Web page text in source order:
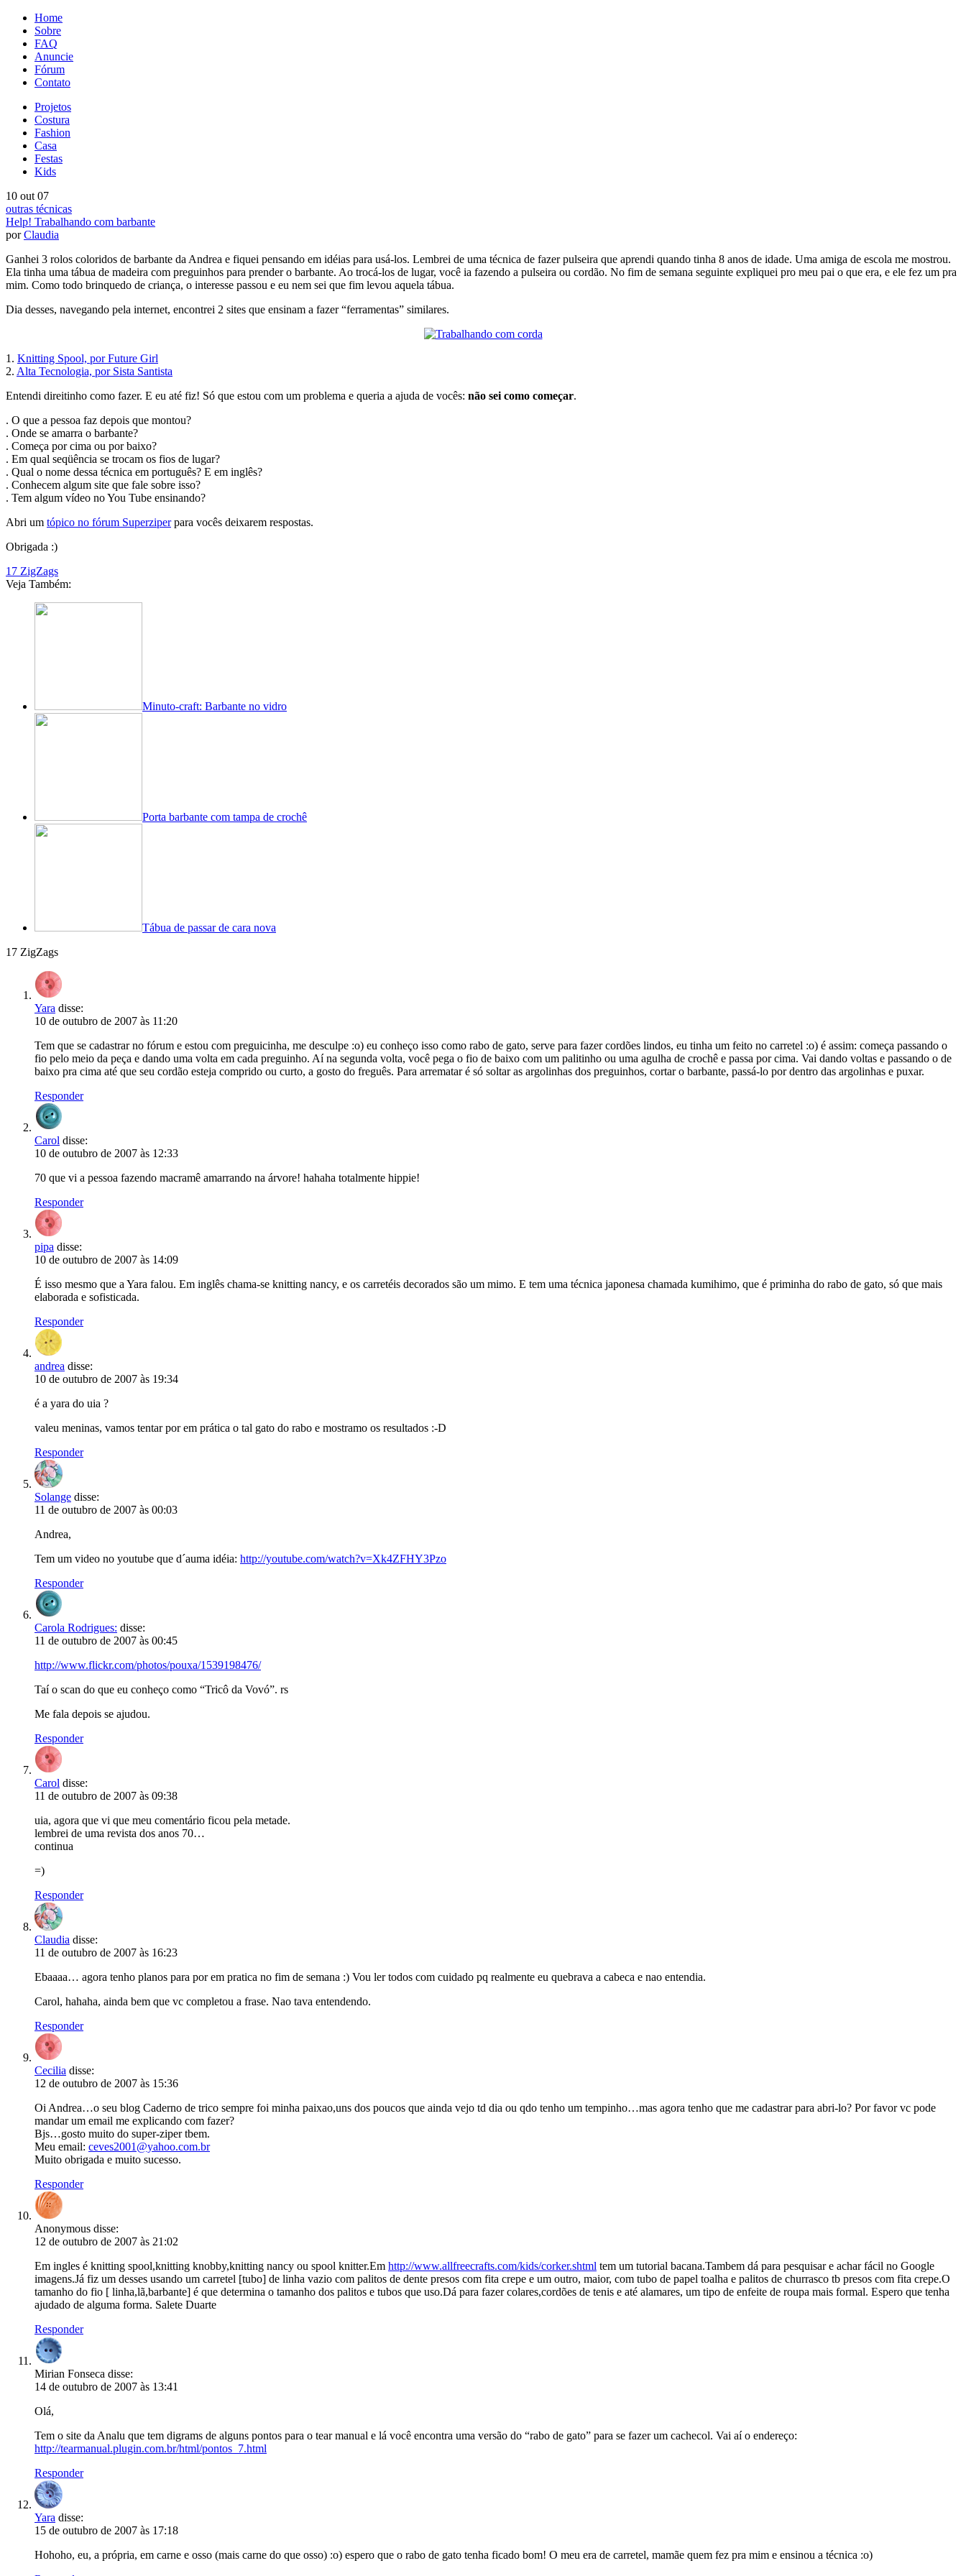
Home
Sobre
FAQ
Anuncie
Fórum
Contato
Projetos
Costura
Fashion
Casa
Festas
Kids
10 out 07
outras técnicas
Help! Trabalhando com barbante
porClaudia
Ganhei 3 rolos coloridos de barbante da Andrea e fiquei pensando em idéias para usá-los. Lembrei de uma técnica de fazer pulseira que aprendi quando tinha 8 anos de idade. Uma amiga de escola me mostrou.
Ela tinha uma tábua de madeira com preguinhos para prender o barbante. Ao trocá-los de lugar, você ia fazendo a pulseira ou cordão. No fim de semana seguinte expliquei pro meu pai o que era, e ele fez um pra
mim. Como todo brinquedo de criança, o interesse passou e eu nem sei que fim levou aquela tábua.
Dia desses, navegando pela internet, encontrei 2 sites que ensinam a fazer “ferramentas” similares.
1. Knitting Spool, por Future Girl
2. Alta Tecnologia, por Sista Santista
Entendi direitinho como fazer. E eu até fiz! Só que estou com um problema e queria a ajuda de vocês: não sei como começar.
. O que a pessoa faz depois que montou?
. Onde se amarra o barbante?
. Começa por cima ou por baixo?
. Em qual seqüência se trocam os fios de lugar?
. Qual o nome dessa técnica em português? E em inglês?
. Conhecem algum site que fale sobre isso?
. Tem algum vídeo no You Tube ensinando?
Abri um tópico no fórum Superziperpara vocês deixarem respostas.
Obrigada :)
17 ZigZags
Veja Também:
Minuto-craft: Barbante no vidro
Porta barbante com tampa de crochê
Tábua de passar de cara nova
17 ZigZags
Yara disse:
10 de outubro de 2007 às 11:20
Tem que se cadastrar no fórum e estou com preguicinha, me desculpe :o) eu conheço isso como rabo de gato, serve para fazer cordões lindos, eu tinha um feito no carretel :o) é assim: começa passando o
fio pelo meio da peça e dando uma volta em cada preguinho. Aí na segunda volta, você pega o fio de baixo com um palitinho ou uma agulha de crochê e passa por cima. Vai dando voltas e passando o de
baixo pra cima até que seu cordão esteja comprido ou curto, a gosto do freguês. Para arrematar é só soltar as argolinhas dos preguinhos, cortar o barbante, passá-lo por dentro das argolinhas e puxar.
Responder
Carol disse:
10 de outubro de 2007 às 12:33
70 que vi a pessoa fazendo macramê amarrando na árvore! hahaha totalmente hippie!
Responder
pipa disse:
10 de outubro de 2007 às 14:09
É isso mesmo que a Yara falou. Em inglês chama-se knitting nancy, e os carretéis decorados são um mimo. E tem uma técnica japonesa chamada kumihimo, que é priminha do rabo de gato, só que mais
elaborada e sofisticada.
Responder
andrea disse:
10 de outubro de 2007 às 19:34
é a yara do uia ?
valeu meninas, vamos tentar por em prática o tal gato do rabo e mostramo os resultados :-D
Responder
Solange disse:
11 de outubro de 2007 às 00:03
Andrea,
Tem um video no youtube que d´auma idéia: http://youtube.com/watch?v=Xk4ZFHY3Pzo
Responder
Carola Rodrigues: disse:
11 de outubro de 2007 às 00:45
http://www.flickr.com/photos/pouxa/1539198476/
Taí o scan do que eu conheço como “Tricô da Vovó”. rs
Me fala depois se ajudou.
Responder
Carol disse:
11 de outubro de 2007 às 09:38
uia, agora que vi que meu comentário ficou pela metade.
lembrei de uma revista dos anos 70…
continua
=)
Responder
Claudia disse:
11 de outubro de 2007 às 16:23
Ebaaaa… agora tenho planos para por em pratica no fim de semana :) Vou ler todos com cuidado pq realmente eu quebrava a cabeca e nao entendia.
Carol, hahaha, ainda bem que vc completou a frase. Nao tava entendendo.
Responder
Cecilia disse:
12 de outubro de 2007 às 15:36
Oi Andrea…o seu blog Caderno de trico sempre foi minha paixao,uns dos poucos que ainda vejo td dia ou qdo tenho um tempinho…mas agora tenho que me cadastrar para abri-lo? Por favor vc pode
mandar um email me explicando com fazer?
Bjs…gosto muito do super-ziper tbem.
Meu email: ceves2001@yahoo.com.br
Muito obrigada e muito sucesso.
Responder
Anonymous disse:
12 de outubro de 2007 às 21:02
Em ingles é knitting spool,knitting knobby,knitting nancy ou spool knitter.Em http://www.allfreecrafts.com/kids/corker.shtml tem um tutorial bacana.Tambem dá para pesquisar e achar fácil no Google
imagens.Já fiz um desses usando um carretel [tubo] de linha vazio com palitos de dente presos com fita crepe e um outro, maior, com tubo de papel toalha e palitos de churrasco tb presos com fita crepe.O
tamanho do fio [ linha,lã,barbante] é que determina o tamanho dos palitos e tubos que uso.Dá para fazer colares,cordões de tenis e até alamares, um tipo de enfeite de roupa mais formal. Espero que tenha
ajudado de alguma forma. Salete Duarte
Responder
Mirian Fonseca disse:
14 de outubro de 2007 às 13:41
Olá,
Tem o site da Analu que tem digrams de alguns pontos para o tear manual e lá você encontra uma versão do “rabo de gato” para se fazer um cachecol. Vai aí o endereço:
http://tearmanual.plugin.com.br/html/pontos_7.html
Responder
Yara disse:
15 de outubro de 2007 às 17:18
Hohoho, eu, a própria, em carne e osso (mais carne do que osso) :o) espero que o rabo de gato tenha ficado bom! O meu era de carretel, mamãe quem fez pra mim e ensinou a técnica :o)